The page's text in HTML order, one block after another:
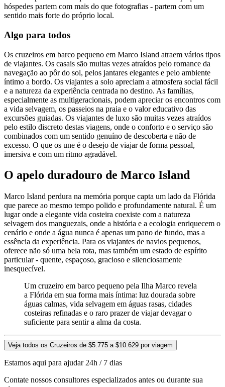
hóspedes partem com mais do que fotografias - partem com um
sentido mais forte do próprio local.
Algo para todos
Os cruzeiros em barco pequeno em Marco Island atraem vários tipos
de viajantes. Os casais são muitas vezes atraídos pelo romance da
navegação ao pôr do sol, pelos jantares elegantes e pelo ambiente
íntimo a bordo. Os viajantes a solo apreciam a atmosfera social fácil
e a natureza da experiência centrada no destino. As famílias,
especialmente as multigeracionais, podem apreciar os encontros com
a vida selvagem, os passeios na praia e o valor educativo das
excursões guiadas. Os viajantes de luxo são muitas vezes atraídos
pelo estilo discreto destas viagens, onde o conforto e o serviço são
combinados com um sentido genuíno de descoberta e não de
excesso. O que os une é o desejo de viajar de forma pessoal,
imersiva e com um ritmo agradável.
O apelo duradouro de Marco Island
Marco Island perdura na memória porque capta um lado da Flórida
que parece ao mesmo tempo polido e profundamente natural. É um
lugar onde a elegante vida costeira coexiste com a natureza
selvagem dos manguezais, onde a história e a ecologia enriquecem o
cenário e onde a água nunca é apenas um pano de fundo, mas a
essência da experiência. Para os viajantes de navios pequenos,
oferece não só uma bela rota, mas também um estado de espírito
particular - quente, espaçoso, gracioso e silenciosamente
inesquecível.
Um cruzeiro em barco pequeno pela Ilha Marco revela
a Flórida em sua forma mais íntima: luz dourada sobre
águas calmas, vida selvagem em águas rasas, cidades
costeiras refinadas e o raro prazer de viajar devagar o
suficiente para sentir a alma da costa.
Veja todos os Cruzeiros de $5.775 a $10.629 por viagem
Estamos aqui para ajudar 24h / 7 dias
Contate nossos consultores especializados antes ou durante sua